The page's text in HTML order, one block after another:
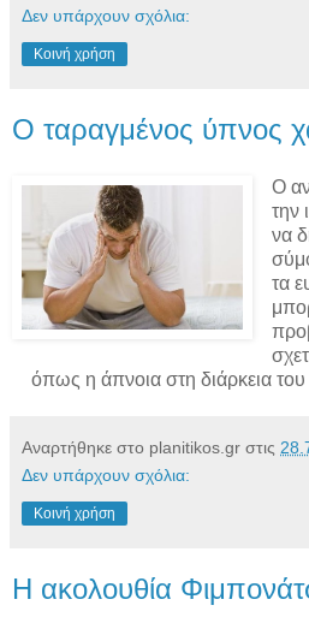
Δεν υπάρχουν σχόλια:
Κοινή χρήση
Ο ταραγμένος ύπνος
Ο
την
να
τα
όπως η άπνοια στη διάρκεια
Αναρτήθηκε στο planitikos.gr στις
Δεν υπάρχουν σχόλια:
Κοινή χρήση
Η ακολουθία